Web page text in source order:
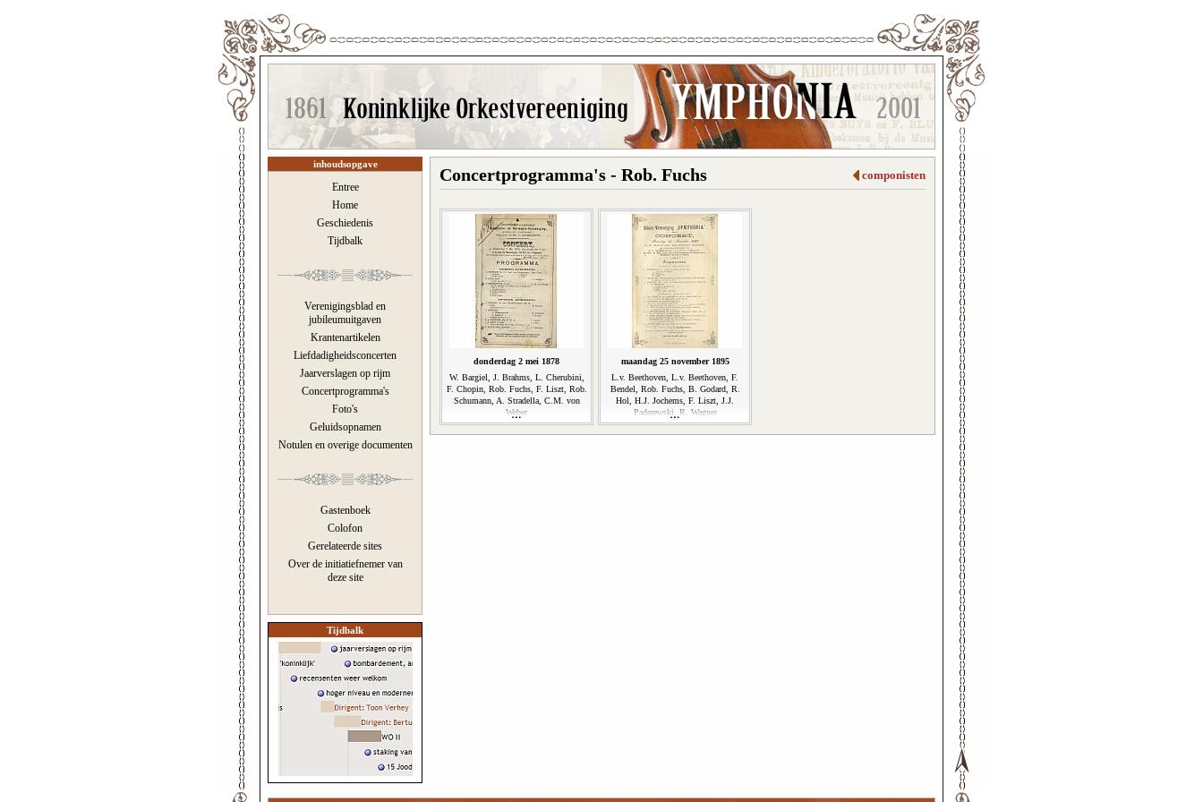
inhoudsopgave
Entree
Home
Geschiedenis
Tijdbalk
Verenigingsblad en
jubileumuitgaven
Krantenartikelen
Liefdadigheidsconcerten
Jaarverslagen op rijm
Concertprogramma's
Foto's
Geluidsopnamen
Notulen en overige documenten
Gastenboek
Colofon
Gerelateerde sites
Over de initiatiefnemer van
deze site
Tijdbalk
componisten
Concertprogramma's - Rob. Fuchs
donderdag 2 mei 1878
W. Bargiel, J. Brahms, L. Cherubini,
F. Chopin, Rob. Fuchs, F. Liszt, Rob.
Schumann, A. Stradella, C.M. von
Weber
maandag 25 november 1895
L.v. Beethoven, L.v. Beethoven, F.
Bendel, Rob. Fuchs, B. Godard, R.
Hol, H.J. Jochems, F. Liszt, J.J.
Paderewski, R. Wagner